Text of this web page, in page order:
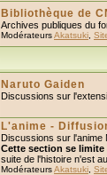
Bibliothèque de
Archives publiques du
ModérateursAkatsuki
Naruto Gaiden
Discussions sur
L'anime -
Discussions sur l'anime
Cette section se
suite de l'histoire n'est
ModérateursAkatsuki